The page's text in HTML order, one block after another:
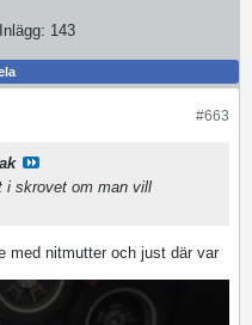
Inlägg: 143
#663
i skrovet om man vill
med nitmutter och just där var